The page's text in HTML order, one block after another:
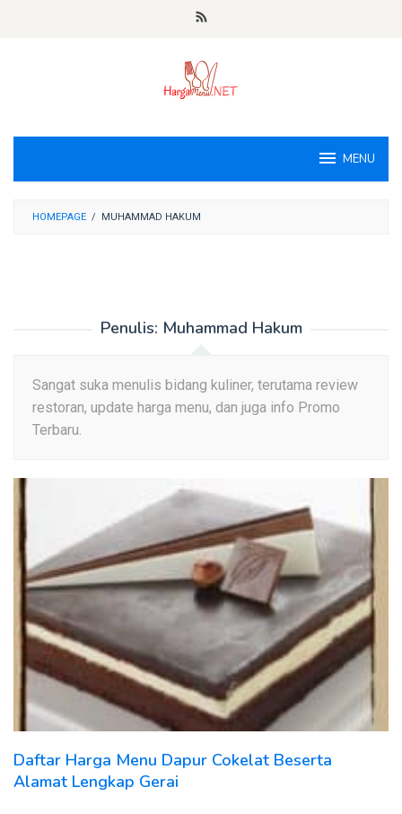
MENU
HOMEPAGE / MUHAMMAD HAKUM
Penulis: Muhammad Hakum
Sangat suka menulis bidang kuliner, terutama review
restoran, update harga menu, dan juga info Promo
Terbaru.
Daftar Harga Menu Dapur Cokelat Beserta
Alamat Lengkap Gerai